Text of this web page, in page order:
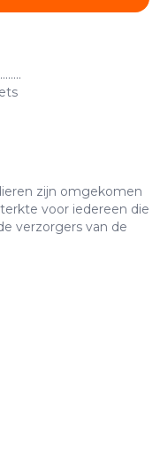
zijn omgekomen
voor iedereen die
verzorgers van de